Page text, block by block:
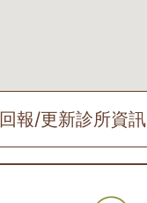
回報/更新診所資訊